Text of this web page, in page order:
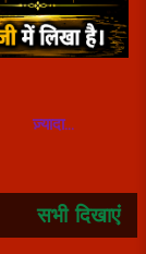
ज़्यादा…
सभी दिखाएं